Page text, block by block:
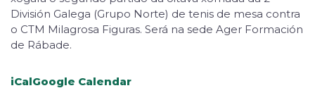
División Galega (Grupo Norte) de tenis de mesa contra
o CTM Milagrosa Figuras. Será na sede Ager Formación
de Rábade.
iCalGoogle Calendar